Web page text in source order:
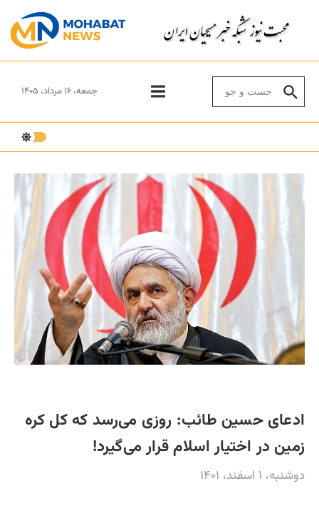
جمعه، ۱۶ مرداد، ۱۴۰۵
ادعای حسین طائب: روزی می‌رسد که کل کره
زمین در اختیار اسلام قرار می‌گیرد!
دوشنبه، ۱ اسفند، ۱۴۰۱